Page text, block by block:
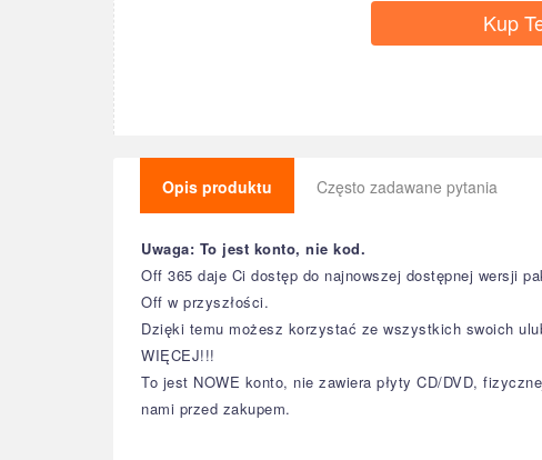
Kup
Opis produktu Często zadawane pytania
Uwaga: To jest konto, nie kod.
Off 365 daje Ci dostęp do najnowszej dostępnej wersji
Off w przyszłości.
Dzięki temu możesz korzystać ze wszystkich swoich
WIĘCEJ!!!
To jest NOWE konto, nie zawiera płyty CD/DVD,
nami przed zakupem.​​​​​​​​​​​​​​​​​​​​